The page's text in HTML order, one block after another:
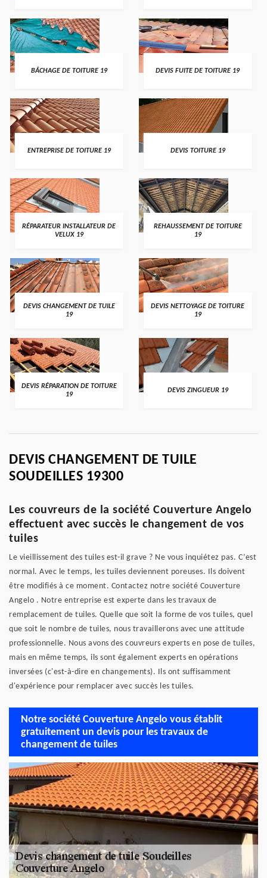
BÂCHAGE DE TOITURE 19 DEVIS FUITE DE TOITURE 19
ENTREPRISE DE TOITURE 19 DEVIS TOITURE 19
RÉPARATEUR INSTALLATEUR DE
VELUX 19
REHAUSSEMENT DE TOITURE
19
DEVIS CHANGEMENT DE TUILE
19
DEVIS NETTOYAGE DE TOITURE
19
DEVIS RÉPARATION DE TOITURE
19
DEVIS ZINGUEUR 19
DEVIS CHANGEMENT DE TUILE
SOUDEILLES 19300
Les couvreurs de la société Couverture Angelo
effectuent avec succès le changement de vos
tuiles
Le vieillissement des tuiles est-il grave ? Ne vous inquiétez pas. C’est
normal. Avec le temps, les tuiles deviennent poreuses. Ils doivent
être modifiés à ce moment. Contactez notre société Couverture
Angelo . Notre entreprise est experte dans les travaux de
remplacement de tuiles. Quelle que soit la forme de vos tuiles, quel
que soit le nombre de tuiles, nous travaillerons avec une attitude
professionnelle. Nous avons des couvreurs experts en pose de tuiles,
mais en même temps, ils sont également experts en opérations
inversées (c'est-à-dire en changements). Ils ont suffisamment
d'expérience pour remplacer avec succès les tuiles.
Notre société Couverture Angelo vous établit
gratuitement un devis pour les travaux de
changement de tuiles